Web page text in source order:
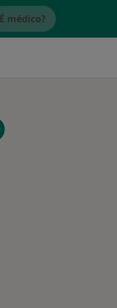
É médico?